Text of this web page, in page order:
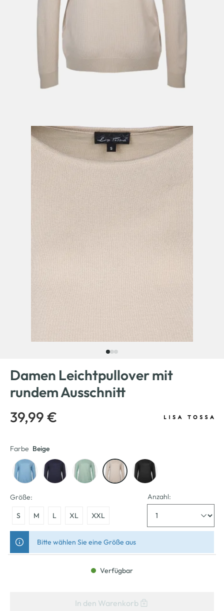
Damen Leichtpullover mit
rundem Ausschnitt
39,99 €
Farbe Beige
Größe:
S M L XL XXL
Anzahl:
Bitte wählen Sie eine Größe aus
Verfügbar
In den Warenkorb